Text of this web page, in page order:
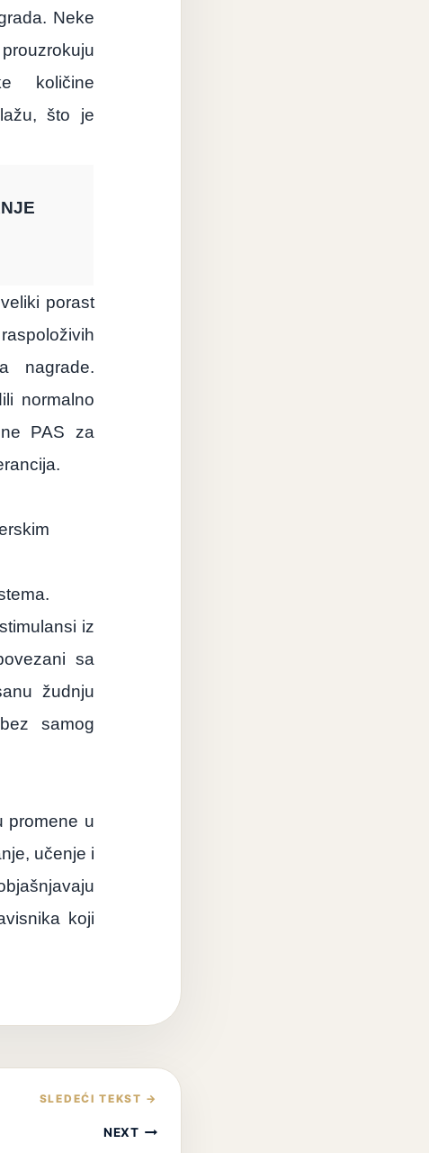
Neke
količine
što je
porast
nagrade.
normalno
PAS za
iz
sa
žudnju
samog
promene u
učenje i
koji
NEXT